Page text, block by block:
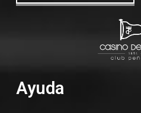
Ayuda